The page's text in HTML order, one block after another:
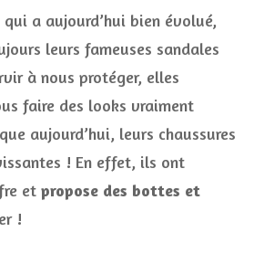
qui a aujourd’hui bien évolué,
leurs fameuses sandales
à nous protéger, elles
faire des looks vraiment
aujourd’hui, leurs chaussures
! En effet, ils ont
et propose des bottes et
!